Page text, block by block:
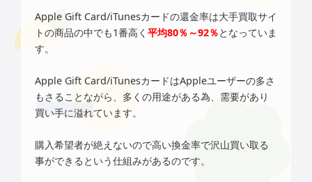
Apple Gift Card/iTunesカードの還金率は大手買取サイ
トの商品の中でも1番高く 平均80％～92％となっていま
す。
Apple Gift Card/iTunesカードはAppleユーザーの多さ
もさることながら、多くの用途がある為、需要があり
買い手に溢れています。
購入希望者が絶えないので高い換金率で沢山買い取る
事ができるという仕組みがあるのです。